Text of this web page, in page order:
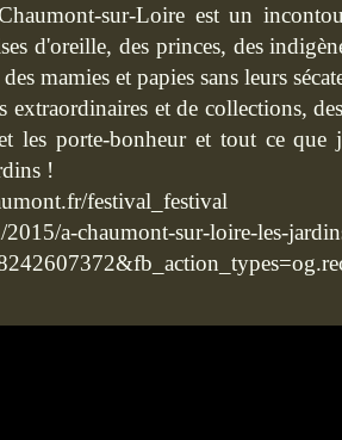
sur-Loire est un
d'oreille, des princes, des
mamies et papies sans leurs
extraordinaires et de collections,
les porte-bonheur et tout ce
!
festival_festival
2015/a-chaumont-sur-loire-les-ja